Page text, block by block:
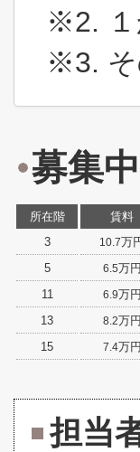
※2. １
※3. そ
募集
所在階 賃料
3
10.7万
5
6.5万円
11
6.9万円
13
8.2万円
15
7.4万円
担当